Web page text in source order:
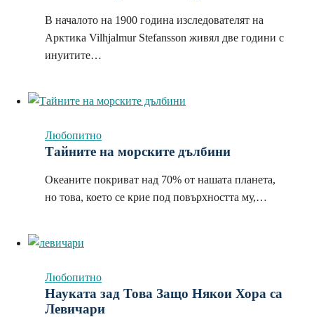
В началото на 1900 година изследователят на
Арктика Vilhjalmur Stefansson живял две години с
инуитите…
Любопитно
Тайните на морските дълбини
Океаните покриват над 70% от нашата планета,
но това, което се крие под повърхността му,…
Любопитно
Науката зад Това Защо Някои Хора са
Левичари